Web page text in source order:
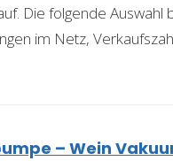
Die folgende Auswahl
im Netz,
– Wein